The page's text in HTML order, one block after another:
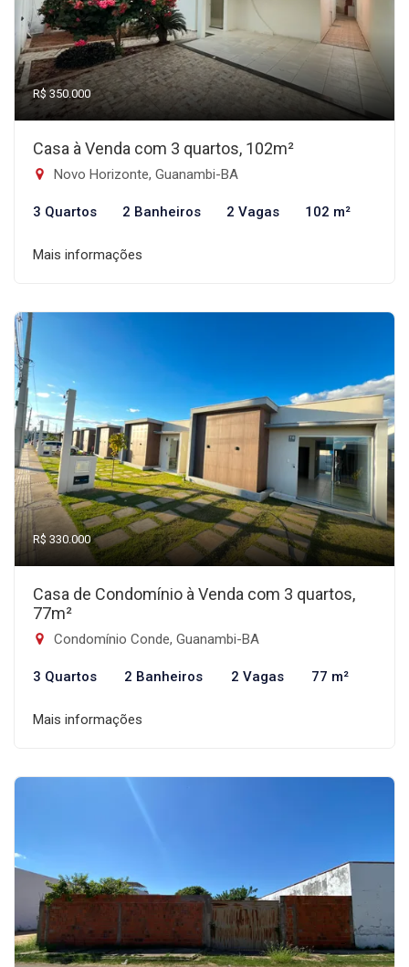
R$ 350.000
Casa à Venda com 3 quartos, 102m²
Novo Horizonte, Guanambi-BA
3 Quartos 2 Banheiros 2 Vagas 102 m²
Mais informações
R$ 330.000
Casa de Condomínio à Venda com 3 quartos,
77m²
Condomínio Conde, Guanambi-BA
3 Quartos 2 Banheiros 2 Vagas 77 m²
Mais informações